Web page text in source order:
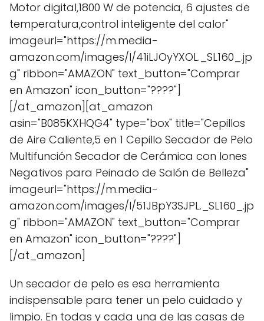
Motor digital,1800 W de potencia, 6 ajustes de
temperatura,control inteligente del calor"
imageurl="https://m.media-
amazon.com/images/I/41iLJOyYXOL._SL160_.jp
g" ribbon="AMAZON" text_button="Comprar
en Amazon" icon_button="????"]
[/at_amazon][at_amazon
asin="B085KXHQG4" type="box" title="Cepillos
de Aire Caliente,5 en 1 Cepillo Secador de Pelo
Multifunción Secador de Cerámica con Iones
Negativos para Peinado de Salón de Belleza"
imageurl="https://m.media-
amazon.com/images/I/51JBpY3SJPL._SL160_.jp
g" ribbon="AMAZON" text_button="Comprar
en Amazon" icon_button="????"]
[/at_amazon]
Un secador de pelo es esa herramienta
indispensable para tener un pelo cuidado y
limpio. En todas y cada una de las casas de